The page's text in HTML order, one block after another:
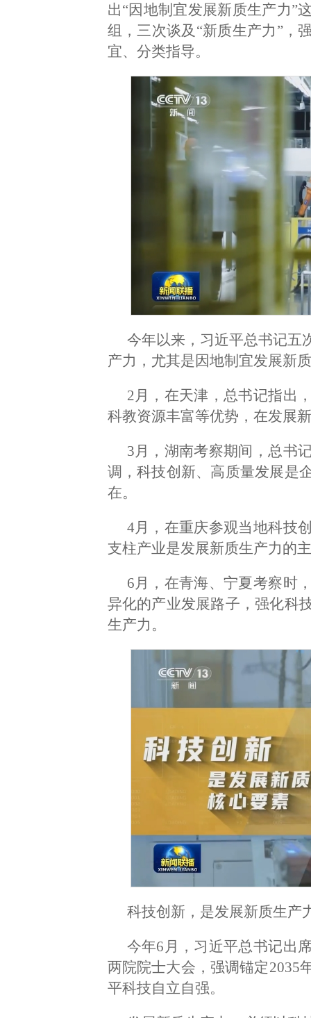
出“因地制宜发展新质生产力”
组，三次谈及“新质生产力”，
宜、分类指导。
今年以来，习近平总书记五
产力，尤其是因地制宜发展新
2月，在天津，总书记指出
科教资源丰富等优势，在发展
3月，湖南考察期间，总书
调，科技创新、高质量发展是
在。
4月，在重庆参观当地科技
支柱产业是发展新质生产力的
6月，在青海、宁夏考察时
异化的产业发展路子，强化科
生产力。
科技创新，是发展新质生产
今年6月，习近平总书记出
两院院士大会，强调锚定2035
平科技自立自强。